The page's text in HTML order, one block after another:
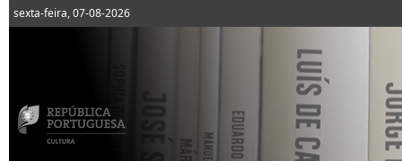
sexta-feira, 07-08-2026